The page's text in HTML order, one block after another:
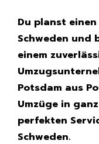
Du planst
Schweden und
einem
Potsdam aus
Umzüge in
perfekten
Schweden.